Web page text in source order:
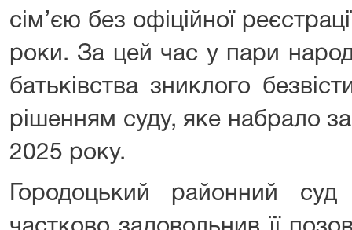
сім’єю без офіційної
роки. За цей час у пари
батьківства зниклого
рішенням суду, яке набрало
2025 року.
Городоцький районний суд